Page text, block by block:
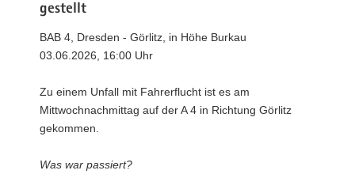
gestellt
BAB 4, Dresden - Görlitz, in Höhe Burkau
03.06.2026, 16:00 Uhr
Zu einem Unfall mit Fahrerflucht ist es am
Mittwochnachmittag auf der A 4 in Richtung Görlitz
gekommen.
Was war passiert?